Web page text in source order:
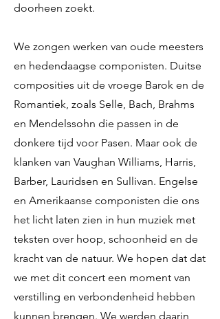
doorheen zoekt.
We zongen werken van oude meesters
en hedendaagse componisten. Duitse
composities uit de vroege Barok en de
Romantiek, zoals Selle, Bach, Brahms
en Mendelssohn die passen in de
donkere tijd voor Pasen. Maar ook de
klanken van Vaughan Williams, Harris,
Barber, Lauridsen en Sullivan. Engelse
en Amerikaanse componisten die ons
het licht laten zien in hun muziek met
teksten over hoop, schoonheid en de
kracht van de natuur. We hopen dat dat
we met dit concert een moment van
verstilling en verbondenheid hebben
kunnen brengen. We werden daarin